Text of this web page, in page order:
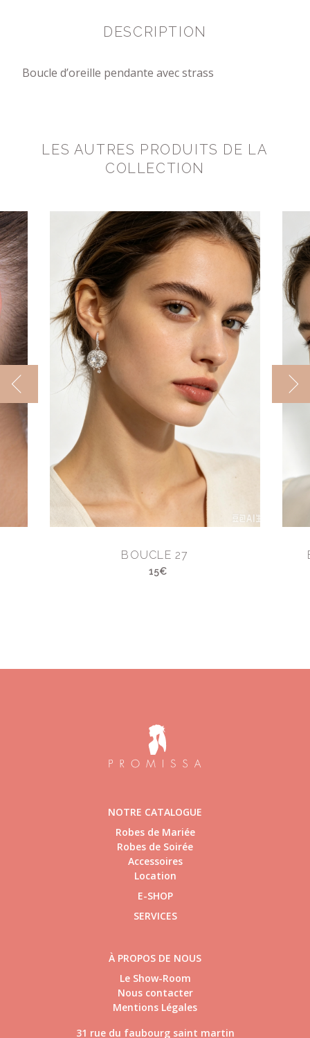
DESCRIPTION
Boucle d’oreille pendante avec strass
LES AUTRES PRODUITS DE LA
COLLECTION
BOUCLE 27
15€
NOTRE CATALOGUE
Robes de Mariée
Robes de Soirée
Accessoires
Location
E-SHOP
SERVICES
À PROPOS DE NOUS
Le Show-Room
Nous contacter
Mentions Légales
31 rue du faubourg saint martin